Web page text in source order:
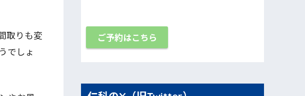
取りも変
でしょ
ご予約はこちら